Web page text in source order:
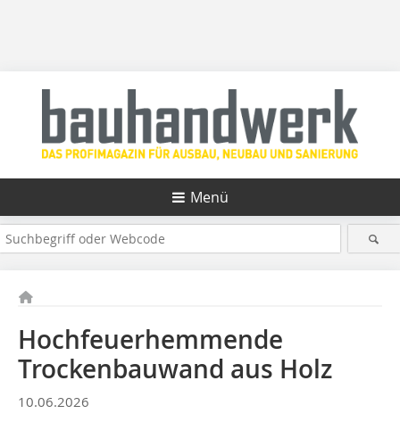
Menü
Hochfeuerhemmende
Trockenbauwand aus Holz
10.06.2026